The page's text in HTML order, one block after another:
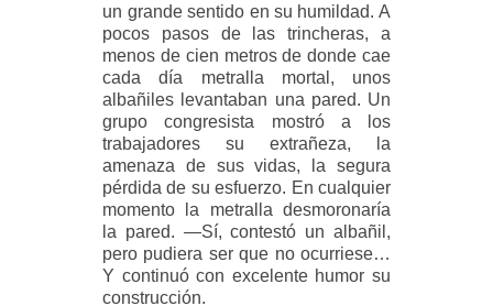
un grande sentido en su humildad. A
pocos pasos de las trincheras, a
menos de cien metros de donde cae
cada día metralla mortal, unos
albañiles levantaban una pared. Un
grupo congresista mostró a los
trabajadores su extrañeza, la
amenaza de sus vidas, la segura
pérdida de su esfuerzo. En cualquier
momento la metralla desmoronaría
la pared. —Sí, contestó un albañil,
pero pudiera ser que no ocurriese…
Y continuó con excelente humor su
construcción.